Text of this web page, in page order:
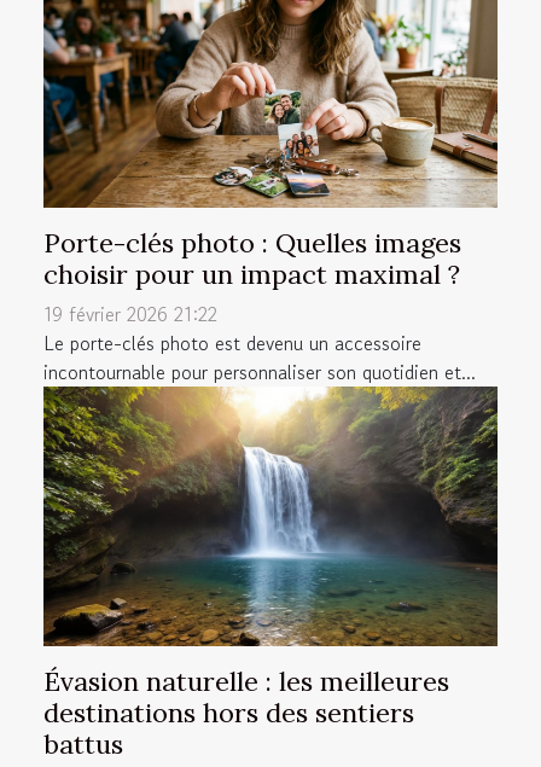
Porte-clés photo : Quelles images
choisir pour un impact maximal ?
19 février 2026 21:22
Le porte-clés photo est devenu un accessoire
incontournable pour personnaliser son quotidien et...
Évasion naturelle : les meilleures
destinations hors des sentiers
battus